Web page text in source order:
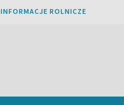
INFORMACJE ROLNICZE